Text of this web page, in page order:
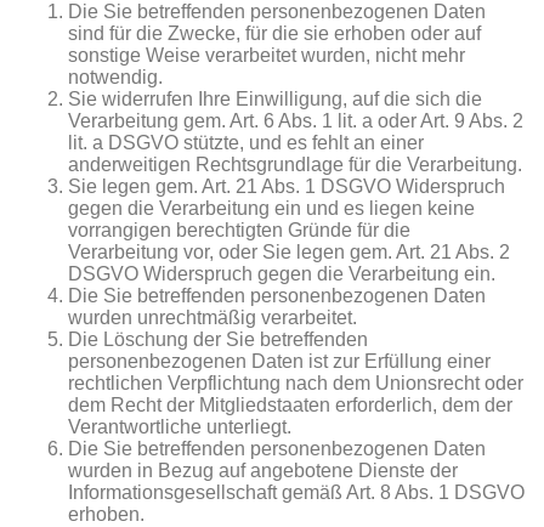
Die Sie betreffenden personenbezogenen Daten
sind für die Zwecke, für die sie erhoben oder auf
sonstige Weise verarbeitet wurden, nicht mehr
notwendig.
Sie widerrufen Ihre Einwilligung, auf die sich die
Verarbeitung gem. Art. 6 Abs. 1 lit. a oder Art. 9 Abs. 2
lit. a DSGVO stützte, und es fehlt an einer
anderweitigen Rechtsgrundlage für die Verarbeitung.
Sie legen gem. Art. 21 Abs. 1 DSGVO Widerspruch
gegen die Verarbeitung ein und es liegen keine
vorrangigen berechtigten Gründe für die
Verarbeitung vor, oder Sie legen gem. Art. 21 Abs. 2
DSGVO Widerspruch gegen die Verarbeitung ein.
Die Sie betreffenden personenbezogenen Daten
wurden unrechtmäßig verarbeitet.
Die Löschung der Sie betreffenden
personenbezogenen Daten ist zur Erfüllung einer
rechtlichen Verpflichtung nach dem Unionsrecht oder
dem Recht der Mitgliedstaaten erforderlich, dem der
Verantwortliche unterliegt.
Die Sie betreffenden personenbezogenen Daten
wurden in Bezug auf angebotene Dienste der
Informationsgesellschaft gemäß Art. 8 Abs. 1 DSGVO
erhoben.